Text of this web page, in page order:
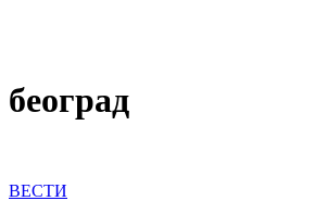
београд
ВЕСТИ